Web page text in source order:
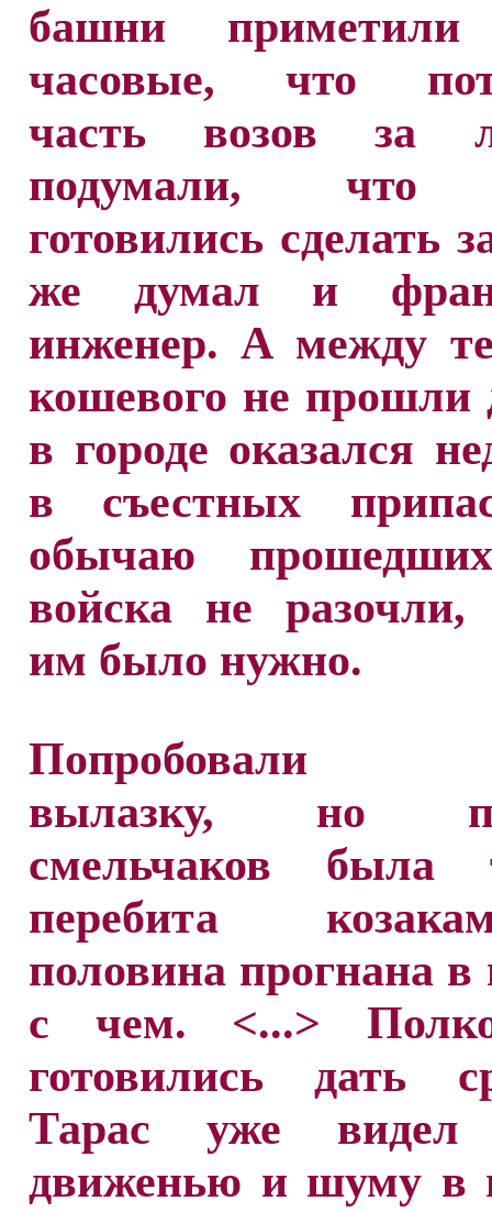
башни приметили
часовые, что
часть возов за
подумали, что
готовились сделать
же думал и
инженер. А между
кошевого не прошли
в городе оказался
в съестных
обычаю
войска не разочли,
им было нужно.
Попробовали
вылазку, но
смельчаков
перебита
половина прогнана в
с чем. <...>
готовились дать
Тарас уже
движенью и шуму в